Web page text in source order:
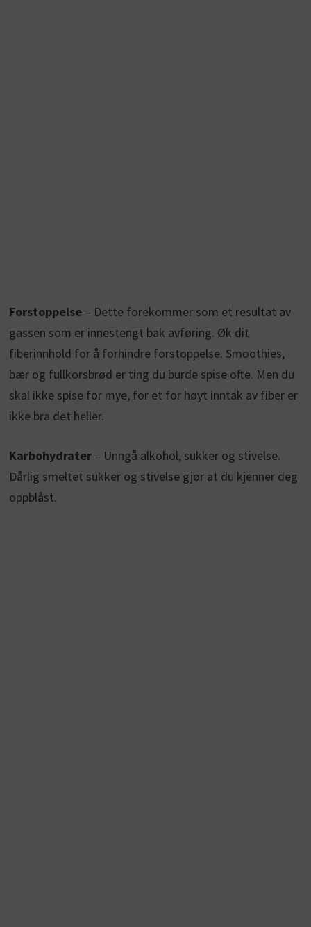
Forstoppelse– Dette forekommer som et resultat av
gassen som er innestengt bak avføring. Øk dit
fiberinnhold for å forhindre forstoppelse. Smoothies,
bær og fullkorsbrød er ting du burde spise ofte. Men du
skal ikke spise for mye, for et for høyt inntak av fiber er
ikke bra det heller.
Karbohydrater– Unngå alkohol, sukker og stivelse.
Dårlig smeltet sukker og stivelse gjør at du kjenner deg
oppblåst.